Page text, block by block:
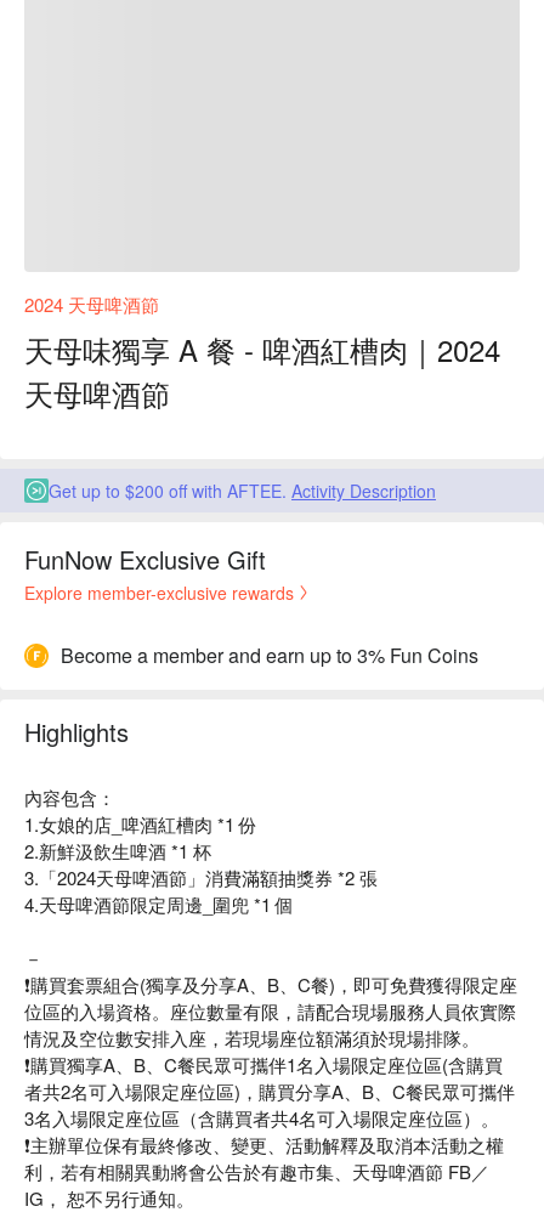
2024 天母啤酒節
天母味獨享 A 餐 - 啤酒紅槽肉｜2024
天母啤酒節
Get up to $200 off with AFTEE. Activity Description
FunNow Exclusive Gift
Explore member-exclusive rewards
Become a member and earn up to 3% Fun Coins
Highlights
內容包含：
1.女娘的店_啤酒紅槽肉 *1 份
2.新鮮汲飲生啤酒 *1 杯
3.「2024天母啤酒節」消費滿額抽獎券 *2 張
4.天母啤酒節限定周邊_圍兜 *1 個
－
❗️購買套票組合(獨享及分享A、B、C餐)，即可免費獲得限定座
位區的入場資格。座位數量有限，請配合現場服務人員依實際
情況及空位數安排入座，若現場座位額滿須於現場排隊。
❗️購買獨享A、B、C餐民眾可攜伴1名入場限定座位區(含購買
者共2名可入場限定座位區)，購買分享A、B、C餐民眾可攜伴
3名入場限定座位區（含購買者共4名可入場限定座位區）。
❗️主辦單位保有最終修改、變更、活動解釋及取消本活動之權
利，若有相關異動將會公告於有趣市集、天母啤酒節 FB／
IG， 恕不另行通知。